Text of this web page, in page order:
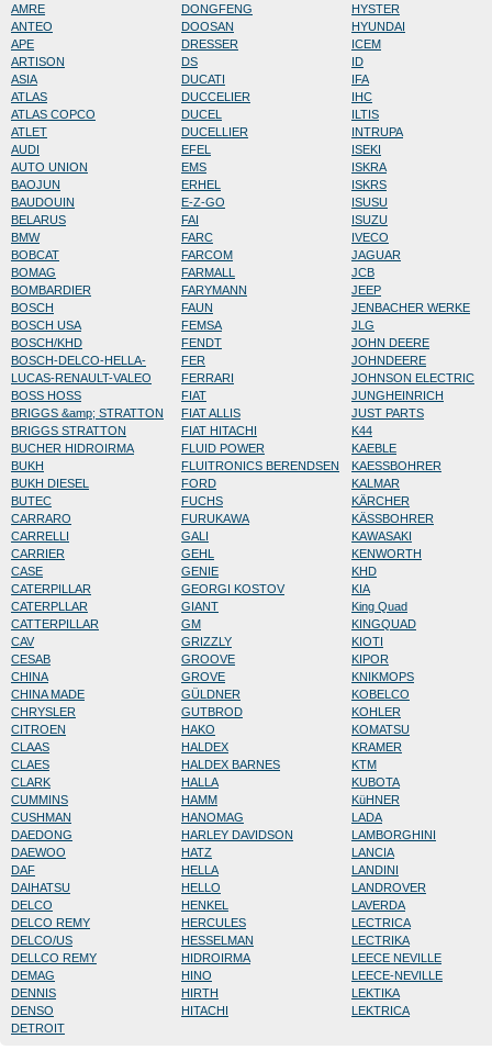
AMRE
ANTEO
APE
ARTISON
ASIA
ATLAS
ATLAS COPCO
ATLET
AUDI
AUTO UNION
BAOJUN
BAUDOUIN
BELARUS
BMW
BOBCAT
BOMAG
BOMBARDIER
BOSCH
BOSCH USA
BOSCH/KHD
BOSCH-DELCO-HELLA-
LUCAS-RENAULT-VALEO
BOSS HOSS
BRIGGS &amp; STRATTON
BRIGGS STRATTON
BUCHER HIDROIRMA
BUKH
BUKH DIESEL
BUTEC
CARRARO
CARRELLI
CARRIER
CASE
CATERPILLAR
CATERPLLAR
CATTERPILLAR
CAV
CESAB
CHINA
CHINA MADE
CHRYSLER
CITROEN
CLAAS
CLAES
CLARK
CUMMINS
CUSHMAN
DAEDONG
DAEWOO
DAF
DAIHATSU
DELCO
DELCO REMY
DELCO/US
DELLCO REMY
DEMAG
DENNIS
DENSO
DETROIT
DONGFENG
DOOSAN
DRESSER
DS
DUCATI
DUCCELIER
DUCEL
DUCELLIER
EFEL
EMS
ERHEL
E-Z-GO
FAI
FARC
FARCOM
FARMALL
FARYMANN
FAUN
FEMSA
FENDT
FER
FERRARI
FIAT
FIAT ALLIS
FIAT HITACHI
FLUID POWER
FLUITRONICS BERENDSEN
FORD
FUCHS
FURUKAWA
GALI
GEHL
GENIE
GEORGI KOSTOV
GIANT
GM
GRIZZLY
GROOVE
GROVE
GÜLDNER
GUTBROD
HAKO
HALDEX
HALDEX BARNES
HALLA
HAMM
HANOMAG
HARLEY DAVIDSON
HATZ
HELLA
HELLO
HENKEL
HERCULES
HESSELMAN
HIDROIRMA
HINO
HIRTH
HITACHI
HYSTER
HYUNDAI
ICEM
ID
IFA
IHC
ILTIS
INTRUPA
ISEKI
ISKRA
ISKRS
ISUSU
ISUZU
IVECO
JAGUAR
JCB
JEEP
JENBACHER WERKE
JLG
JOHN DEERE
JOHNDEERE
JOHNSON ELECTRIC
JUNGHEINRICH
JUST PARTS
K44
KAEBLE
KAESSBOHRER
KALMAR
KÄRCHER
KÄSSBOHRER
KAWASAKI
KENWORTH
KHD
KIA
King Quad
KINGQUAD
KIOTI
KIPOR
KNIKMOPS
KOBELCO
KOHLER
KOMATSU
KRAMER
KTM
KUBOTA
KüHNER
LADA
LAMBORGHINI
LANCIA
LANDINI
LANDROVER
LAVERDA
LECTRICA
LECTRIKA
LEECE NEVILLE
LEECE-NEVILLE
LEKTIKA
LEKTRICA